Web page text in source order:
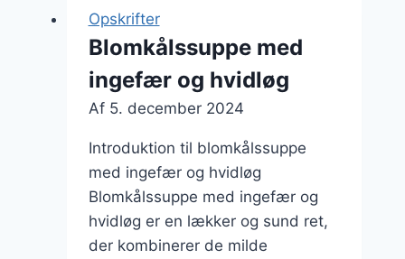
smagsnuancer
Opskrifter
Blomkålssuppe med
ingefær og hvidløg
Af 5. december 2024
Introduktion til blomkålssuppe
med ingefær og hvidløg
Blomkålssuppe med ingefær og
hvidløg er en lækker og sund ret,
der kombinerer de milde